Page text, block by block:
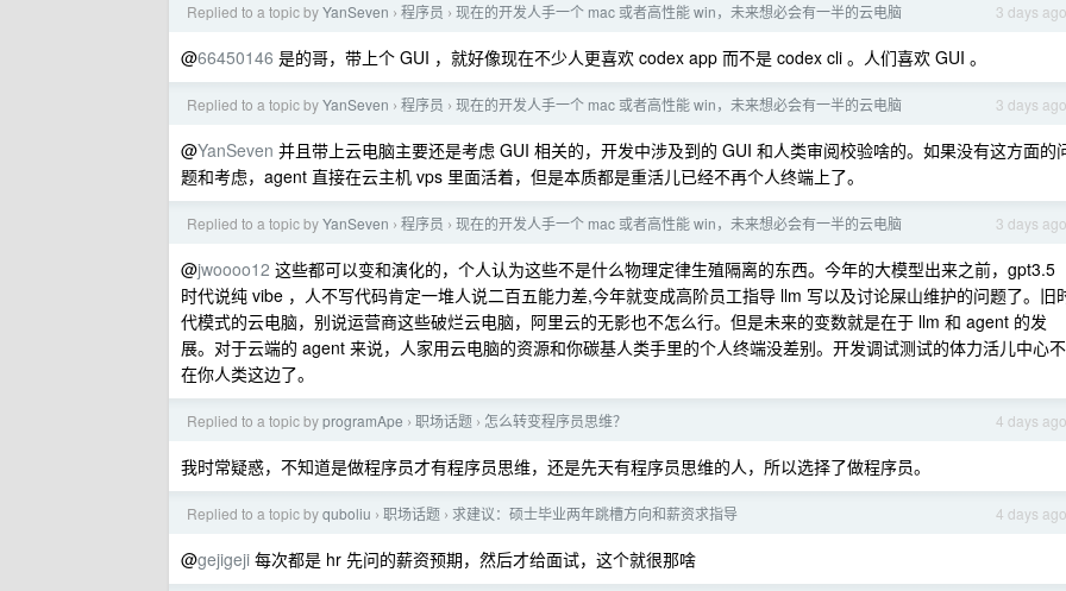
3 days ago
Replied to a topic byYanSeven › 程序员 › 现在的开发人手一个 mac 或者高性能 win，未来想必会有一半的云电脑
@66450146 是的哥，带上个 GUI ，就好像现在不少人更喜欢 codex app 而不是 codex cli 。人们喜欢 GUI 。
3 days ago
Replied to a topic byYanSeven › 程序员 › 现在的开发人手一个 mac 或者高性能 win，未来想必会有一半的云电脑
@YanSeven 并且带上云电脑主要还是考虑 GUI 相关的，开发中涉及到的 GUI 和人类审阅校验啥的。如果没有这方面的
题和考虑，agent 直接在云主机 vps 里面活着，但是本质都是重活儿已经不再个人终端上了。
3 days ago
Replied to a topic byYanSeven › 程序员 › 现在的开发人手一个 mac 或者高性能 win，未来想必会有一半的云电脑
@jwoooo12 这些都可以变和演化的，个人认为这些不是什么物理定律生殖隔离的东西。今年的大模型出来之前，gpt3.5
时代说纯 vibe ，人不写代码肯定一堆人说二百五能力差,今年就变成高阶员工指导 llm 写以及讨论屎山维护的问题了。旧
代模式的云电脑，别说运营商这些破烂云电脑，阿里云的无影也不怎么行。但是未来的变数就是在于 llm 和 agent 的发
展。对于云端的 agent 来说，人家用云电脑的资源和你碳基人类手里的个人终端没差别。开发调试测试的体力活儿中心不
在你人类这边了。
4 days ago
Replied to a topic byprogramApe › 职场话题 › 怎么转变程序员思维？
我时常疑惑，不知道是做程序员才有程序员思维，还是先天有程序员思维的人，所以选择了做程序员。
4 days ago
Replied to a topic byquboliu › 职场话题 › 求建议：硕士毕业两年跳槽方向和薪资求指导
@gejigeji 每次都是 hr 先问的薪资预期，然后才给面试，这个就很那啥